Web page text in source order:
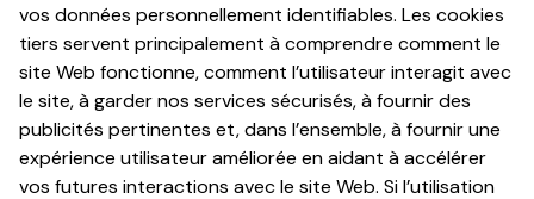
vos données personnellement identifiables. Les cookies
tiers servent principalement à comprendre comment le
site Web fonctionne, comment l’utilisateur interagit avec
le site, à garder nos services sécurisés, à fournir des
publicités pertinentes et, dans l’ensemble, à fournir une
expérience utilisateur améliorée en aidant à accélérer
vos futures interactions avec le site Web. Si l’utilisation